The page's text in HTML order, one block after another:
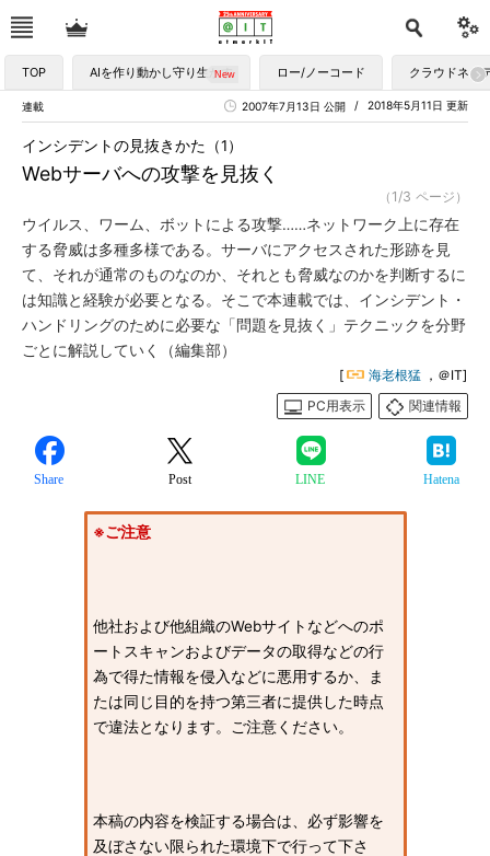
TOP AIを作り動かし守り生かす ロー/ノーコード クラウドネイ
連載 2018年5月11日 更新
2007年7月13日 公開
Webサーバへの攻撃を見抜く
インシデントの見抜きかた（1）
（1/3 ページ）
ウイルス、ワーム、ボットによる攻撃……ネットワーク上に存在
する脅威は多種多様である。サーバにアクセスされた形跡を見
て、それが通常のものなのか、それとも脅威なのかを判断するに
は知識と経験が必要となる。そこで本連載では、インシデント・
ハンドリングのために必要な「問題を見抜く」テクニックを分野
ごとに解説していく（編集部）
[ 海老根猛 ，＠IT]
PC用表示
関連情報
Share Post LINE Hatena
※ご注意
他社および他組織のWebサイトなどへのポ
ートスキャンおよびデータの取得などの行
為で得た情報を侵入などに悪用するか、ま
たは同じ目的を持つ第三者に提供した時点
で違法となります。ご注意ください。
本稿の内容を検証する場合は、必ず影響を
及ぼさない限られた環境下で行って下さ